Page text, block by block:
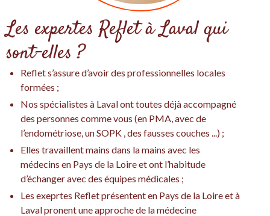
Les expertes Reflet à Laval qui
sont-elles ?
Reflet s’assure d’avoir des professionnelles locales
formées ;
Nos spécialistes à Laval ont toutes déjà accompagné
des personnes comme vous (en PMA, avec de
l’endométriose, un SOPK , des fausses couches ...) ;
Elles travaillent mains dans la mains avec les
médecins en Pays de la Loire et ont l’habitude
d’échanger avec des équipes médicales ;
Les exeprtes Reflet présentent en Pays de la Loire et à
Laval pronent une approche de la médecine